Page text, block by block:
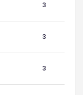
3
3
3